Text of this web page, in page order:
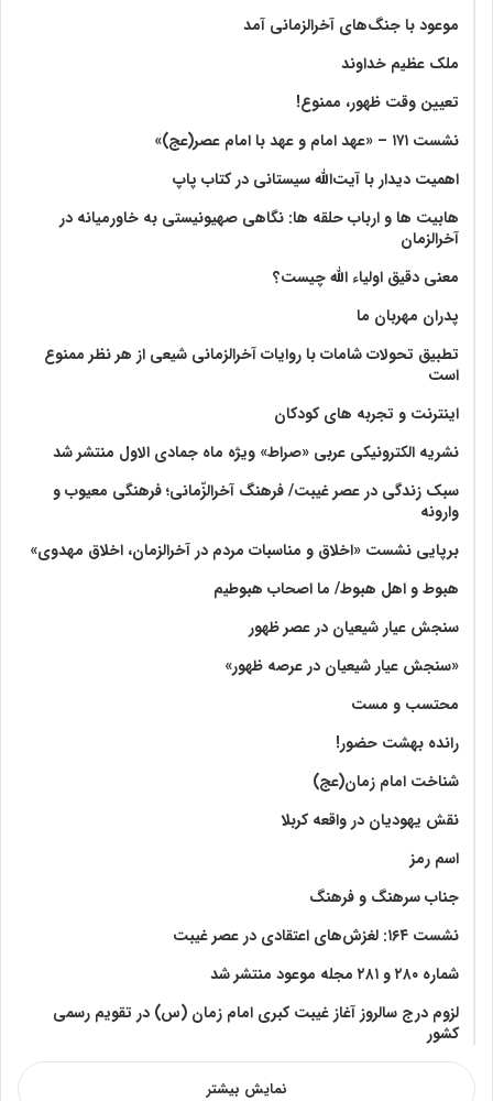
موعود با جنگ‌های آخرالزمانی آمد
ملک عظیم خداوند
تعیین وقت ظهور، ممنوع!
نشست ۱۷۱ – «عهد امام و عهد با امام عصر(عج)»
اهمیت دیدار با آیت‌الله سیستانی در کتاب پاپ
هابیت ها و ارباب حلقه ها: نگاهی صهیونیستی به خاورمیانه در
آخرالزمان
معنی دقیق اولیاء الله چیست؟
پدران مهربان ما
تطبیق تحولات شامات با روایات آخرالزمانی شیعی از هر نظر ممنوع
است
اینترنت و تجربه های کودکان
نشریه الکترونیکی عربی «صراط» ویژه ماه جمادی الاول منتشر شد
سبک زندگی در عصر غیبت/ فرهنگ آخرالزّمانی؛ فرهنگی معیوب و
وارونه
برپایی نشست «اخلاق و مناسبات مردم در آخرالزمان، اخلاق مهدوی»
هبوط و اهل هبوط/ ما اصحاب هبوطیم
سنجش عیار شیعیان در عصر ظهور
«سنجش عیار شیعیان در عرصه ظهور»
محتسب و مست
رانده بهشت‌ حضور!
شناخت امام زمان(عج)
نقش یهودیان در واقعه کربلا
اسم رمز
جناب سرهنگ و فرهنگ
نشست ۱۶۴: لغزش‌های اعتقادی در عصر غیبت
شماره ۲۸۰ و ۲۸۱ مجله موعود منتشر شد
لزوم درج سالروز آغاز غیبت کبری امام زمان (س) در تقویم رسمی
کشور
نمایش بیشتر